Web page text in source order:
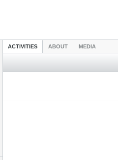
ACTIVITIES ABOUT MEDIA